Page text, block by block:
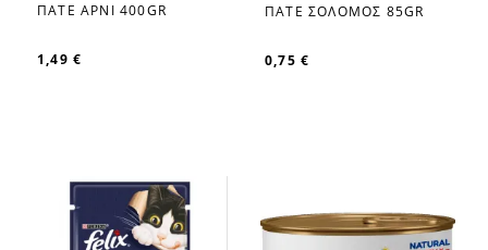
ΠΑΤΕ ΑΡΝΙ 400GR
1,49 €
ΠΑΤΕ ΣΟΛΟΜΟΣ 85GR
0,75 €